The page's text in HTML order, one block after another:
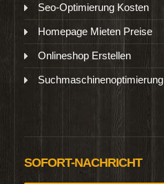
Seo-Optimierung Kosten
Homepage Mieten Preise
Onlineshop Erstellen
Suchmaschinenoptimierung
SOFORT-NACHRICHT